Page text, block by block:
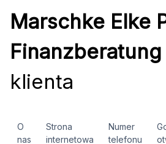
Marschke Elke
Finanzberatung
klienta
O
nas
Strona
internetowa
Numer
telefonu